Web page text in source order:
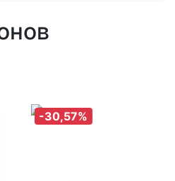
-30,57%